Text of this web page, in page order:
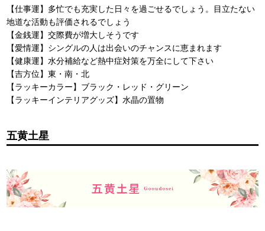
【仕事運】多忙でも充実した日々を過ごせるでしょう。目立たない
地道な活動も評価されるでしょう
【金銭運】交際費が増大しそうです
【愛情運】シングルの人は出会いのチャンスに恵まれます
【健康運】水分補給など熱中症対策を万全にして下さい
【吉方位】東・南・北
【ラッキーカラー】ブラック・レッド・グリーン
【ラッキーインテリアグッズ】水晶の置物
五黄土星